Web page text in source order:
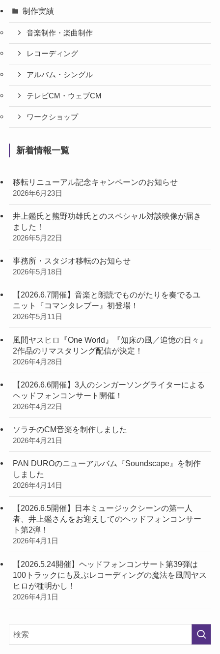
制作実績
音楽制作・楽曲制作
レコーディング
アルバム・シングル
テレビCM・ウェブCM
ワークショップ
新着情報一覧
移転リニューアル記念キャンペーンのお知らせ
2026年6月23日
井上鑑氏と熊野功雄氏とのスペシャル対談映像が届き
ました！
2026年5月22日
事務所・スタジオ移転のお知らせ
2026年5月18日
【2026.6.7開催】音楽と朗読でものがたりを奏でるユ
ニット『コマンタレブー』初登場！
2026年5月11日
風間ヤスヒロ『One World』『知床の風／追憶の日々』
2作品のリマスタリング配信が決定！
2026年4月28日
【2026.6.6開催】3人のシンガーソングライターによる
ヘッドフォンコンサート開催！
2026年4月22日
ソラチのCM音楽を制作しました
2026年4月21日
PAN DUROのニューアルバム『Soundscape』を制作
しました
2026年4月14日
【2026.6.5開催】日本ミュージックシーンの第一人
者、井上鑑さんをお迎えしてのヘッドフォンコンサー
ト第2弾！
2026年4月1日
【2026.5.24開催】ヘッドフォンコンサート第39弾は
100トラックにも及ぶレコーディングの魔法を風間ヤス
ヒロが種明かし！
2026年4月1日